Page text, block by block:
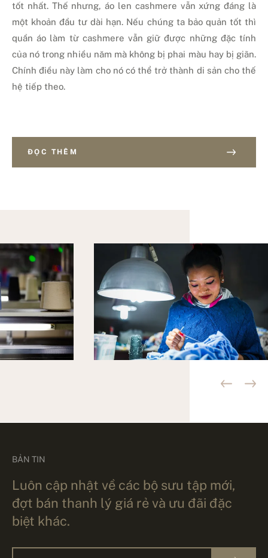
tốt nhất. Thế nhưng, áo len cashmere vẫn xứng đáng là
một khoản đầu tư dài hạn. Nếu chúng ta bảo quản tốt thì
quần áo làm từ cashmere vẫn giữ được những đặc tính
của nó trong nhiều năm mà không bị phai màu hay bị giãn.
Chính điều này làm cho nó có thể trở thành di sản cho thế
hệ tiếp theo.
ĐỌC THÊM
BẢN TIN
Luôn cập nhật về các bộ sưu tập mới,
đợt bán thanh lý giá rẻ và ưu đãi đặc
biệt khác.